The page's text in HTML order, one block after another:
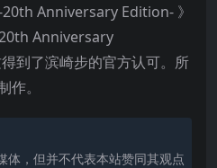
Anniversary Edition- 》
Anniversary
到了滨崎步的官方认可。所
。
体，但并不代表本站赞同其观点